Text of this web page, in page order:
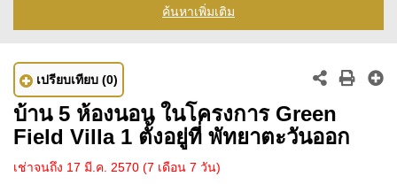
ค้นหาเพิ่มเติม
เปรียบเทียบ (0)
บ้าน 5 ห้องนอน ในโครงการ Green
Field Villa 1 ตั้งอยู่ที่ พัทยาตะวันออก
เช่าจนถึง 17 มี.ค. 2570 (7 เดือน 7 วัน)